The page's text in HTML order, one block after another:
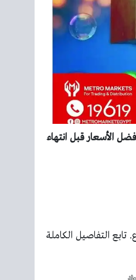
2026 خصومات حتى 30% الآن واستفد بأفضل الأسعار قبل انتهاء
التفاصيل الكاملة